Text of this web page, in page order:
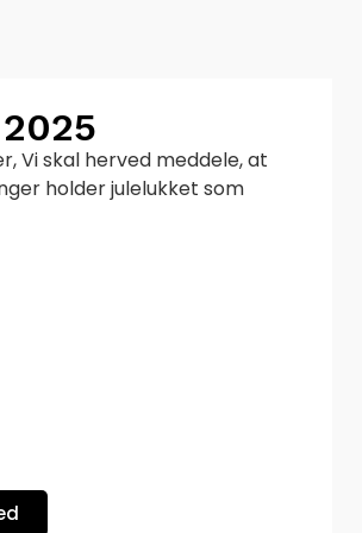
Vi skal herved meddele, at
holder julelukket som